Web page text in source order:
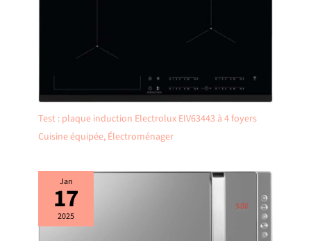
Test : plaque induction Electrolux EIV63443 à 4 foyers
Cuisine équipée, Électroménager
Jan
17
2025